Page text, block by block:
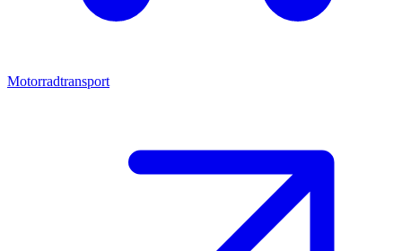
Motorradtransport